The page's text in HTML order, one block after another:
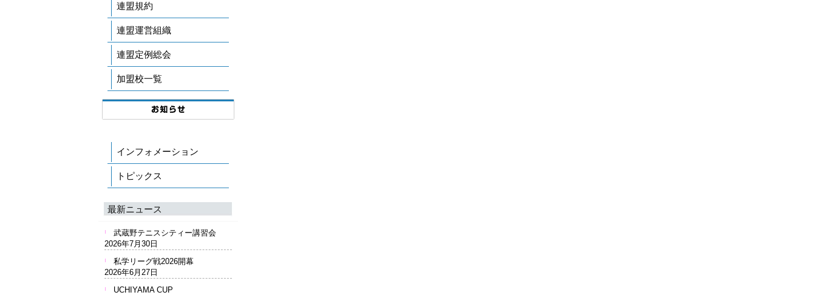
連盟規約
連盟運営組織
連盟定例総会
加盟校一覧
インフォメーション
トピックス
最新ニュース
武蔵野テニスシティー講習会
2026年7月30日
私学リーグ戦2026開幕
2026年6月27日
UCHIYAMA CUP